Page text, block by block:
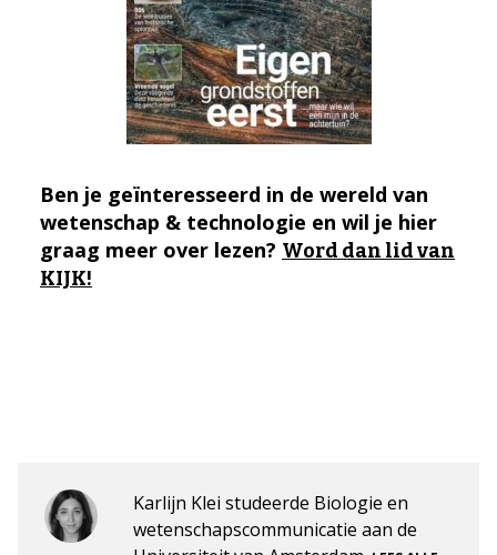
Ben je geïnteresseerd in de wereld van
wetenschap & technologie en wil je hier
graag meer over lezen? Word dan lid van
KIJK!
Karlijn Klei studeerde Biologie en
wetenschapscommunicatie aan de